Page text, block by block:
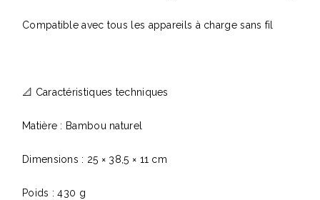
Compatible avec tous les appareils à charge sans fil
📐 Caractéristiques techniques
Matière : Bambou naturel
Dimensions : 25 × 38,5 × 11 cm
Poids : 430 g